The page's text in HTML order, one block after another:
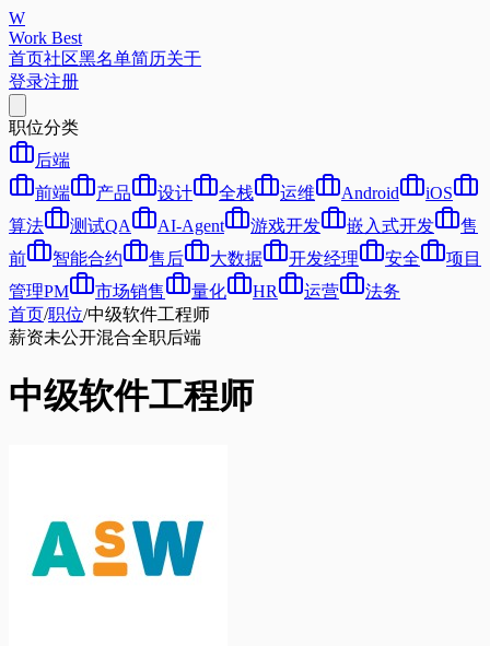
W
Work Best
首页社区黑名单简历关于
登录注册
职位分类
后端
前端
产品 设计 全栈 运维 Android
iOS
算法
测试QA AI-Agent 游戏开发 嵌入式开发
售
前
智能合约 售后 大数据 开发经理 安全
项目
管理PM
市场销售 量化 HR 运营
法务
首页/职位/中级软件工程师
薪资未公开混合全职后端
中级软件工程师